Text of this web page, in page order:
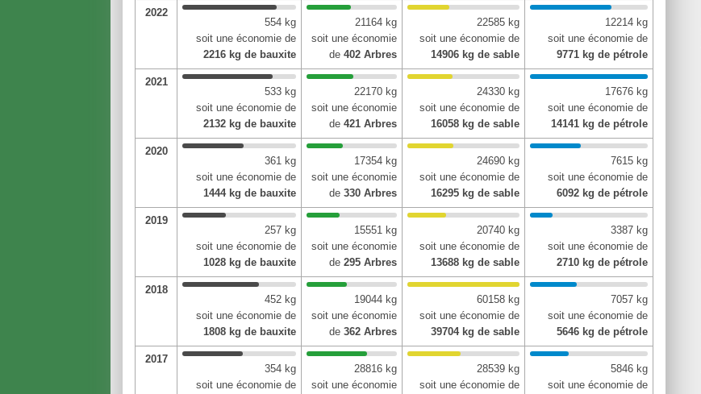
2022
554 kg
soit une économie de
2216 kg de bauxite
21164 kg
soit une économie
de402 Arbres
22585 kg
soit une économie de
14906 kg de sable
12214 kg
soit une économie de
9771 kg de pétrole
2021
533 kg
soit une économie de
2132 kg de bauxite
22170 kg
soit une économie
de421 Arbres
24330 kg
soit une économie de
16058 kg de sable
17676 kg
soit une économie de
14141 kg de pétrole
2020
361 kg
soit une économie de
1444 kg de bauxite
17354 kg
soit une économie
de330 Arbres
24690 kg
soit une économie de
16295 kg de sable
7615 kg
soit une économie de
6092 kg de pétrole
2019
257 kg
soit une économie de
1028 kg de bauxite
15551 kg
soit une économie
de295 Arbres
20740 kg
soit une économie de
13688 kg de sable
3387 kg
soit une économie de
2710 kg de pétrole
2018
452 kg
soit une économie de
1808 kg de bauxite
19044 kg
soit une économie
de362 Arbres
60158 kg
soit une économie de
39704 kg de sable
7057 kg
soit une économie de
5646 kg de pétrole
2017
354 kg
soit une économie de
28816 kg
soit une économie
28539 kg
soit une économie de
5846 kg
soit une économie de